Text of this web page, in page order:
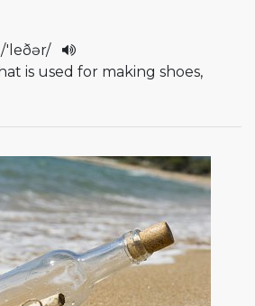
/'leðər/
is used for making shoes,